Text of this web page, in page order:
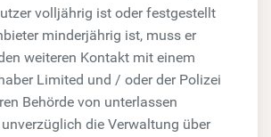
volljährig ist oder festgestellt
minderjährig ist, muss er
weiteren Kontakt mit einem
Limited und / oder der Polizei
Behörde von unterlassen
die Verwaltung über